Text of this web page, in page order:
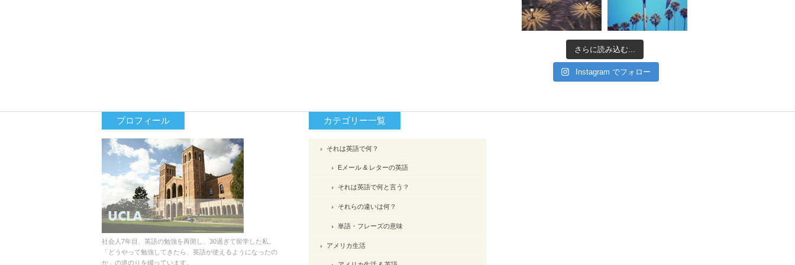
さらに読み込む...
Instagram でフォロー
プロフィール
社会人7年目、英語の勉強を再開し、30過ぎて留学した私。
「どうやって勉強してきたら、英語が使えるようになったの
か」の道のりを綴っています。
カテゴリー一覧
それは英語で何？
Eメール & レターの英語
それは英語で何と言う？
それらの違いは何？
単語・フレーズの意味
アメリカ生活